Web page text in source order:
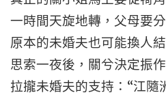
一時間天旋地轉，父母要
原本的未婚夫也可能換人結
思索一夜後，關兮決定振
拉攏未婚夫的支持：“江隨